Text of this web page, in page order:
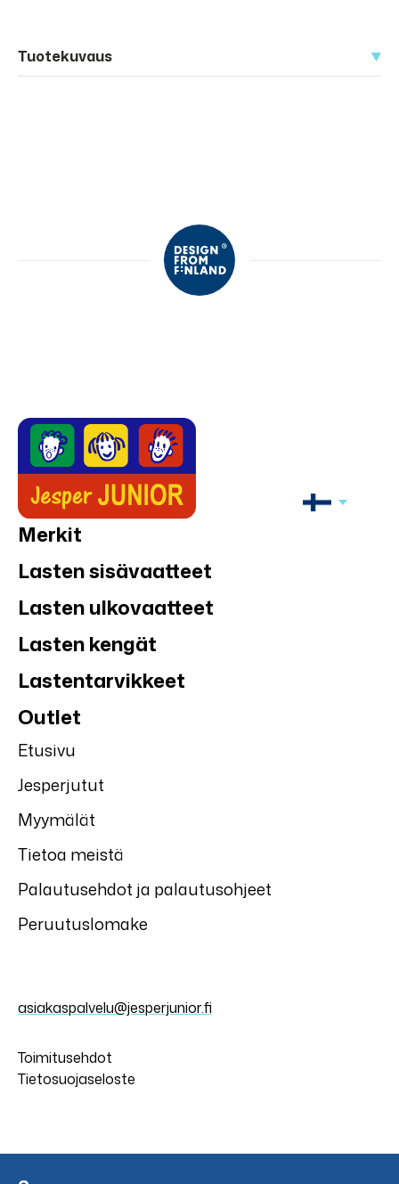
Tuotekuvaus
Merkit
Lasten sisävaatteet
Lasten ulkovaatteet
Lasten kengät
Lastentarvikkeet
Outlet
Etusivu
Jesperjutut
Myymälät
Tietoa meistä
Palautusehdot ja palautusohjeet
Peruutuslomake
asiakaspalvelu@jesperjunior.fi
Toimitusehdot
Tietosuojaseloste